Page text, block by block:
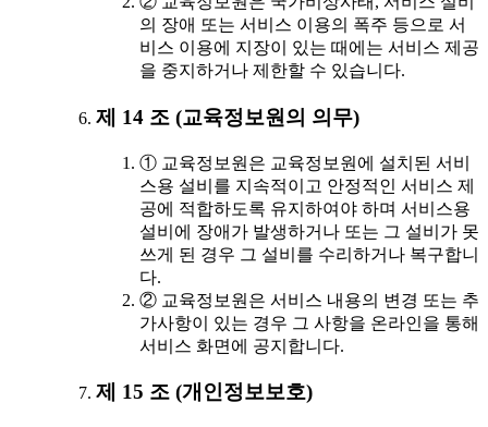
의 장애 또는 서비스 이용의 폭주 등으로 서
비스 이용에 지장이 있는 때에는 서비스 제공
을 중지하거나 제한할 수 있습니다.
제 14 조 (교육정보원의 의무)
① 교육정보원은 교육정보원에 설치된 서비
스용 설비를 지속적이고 안정적인 서비스 제
공에 적합하도록 유지하여야 하며 서비스용
설비에 장애가 발생하거나 또는 그 설비가 못
쓰게 된 경우 그 설비를 수리하거나 복구합니
다.
② 교육정보원은 서비스 내용의 변경 또는 추
가사항이 있는 경우 그 사항을 온라인을 통해
서비스 화면에 공지합니다.
제 15 조 (개인정보보호)